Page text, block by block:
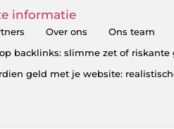
informatie
Over ons Ons team
backlinks: slimme zet of riskante
geld met je website: